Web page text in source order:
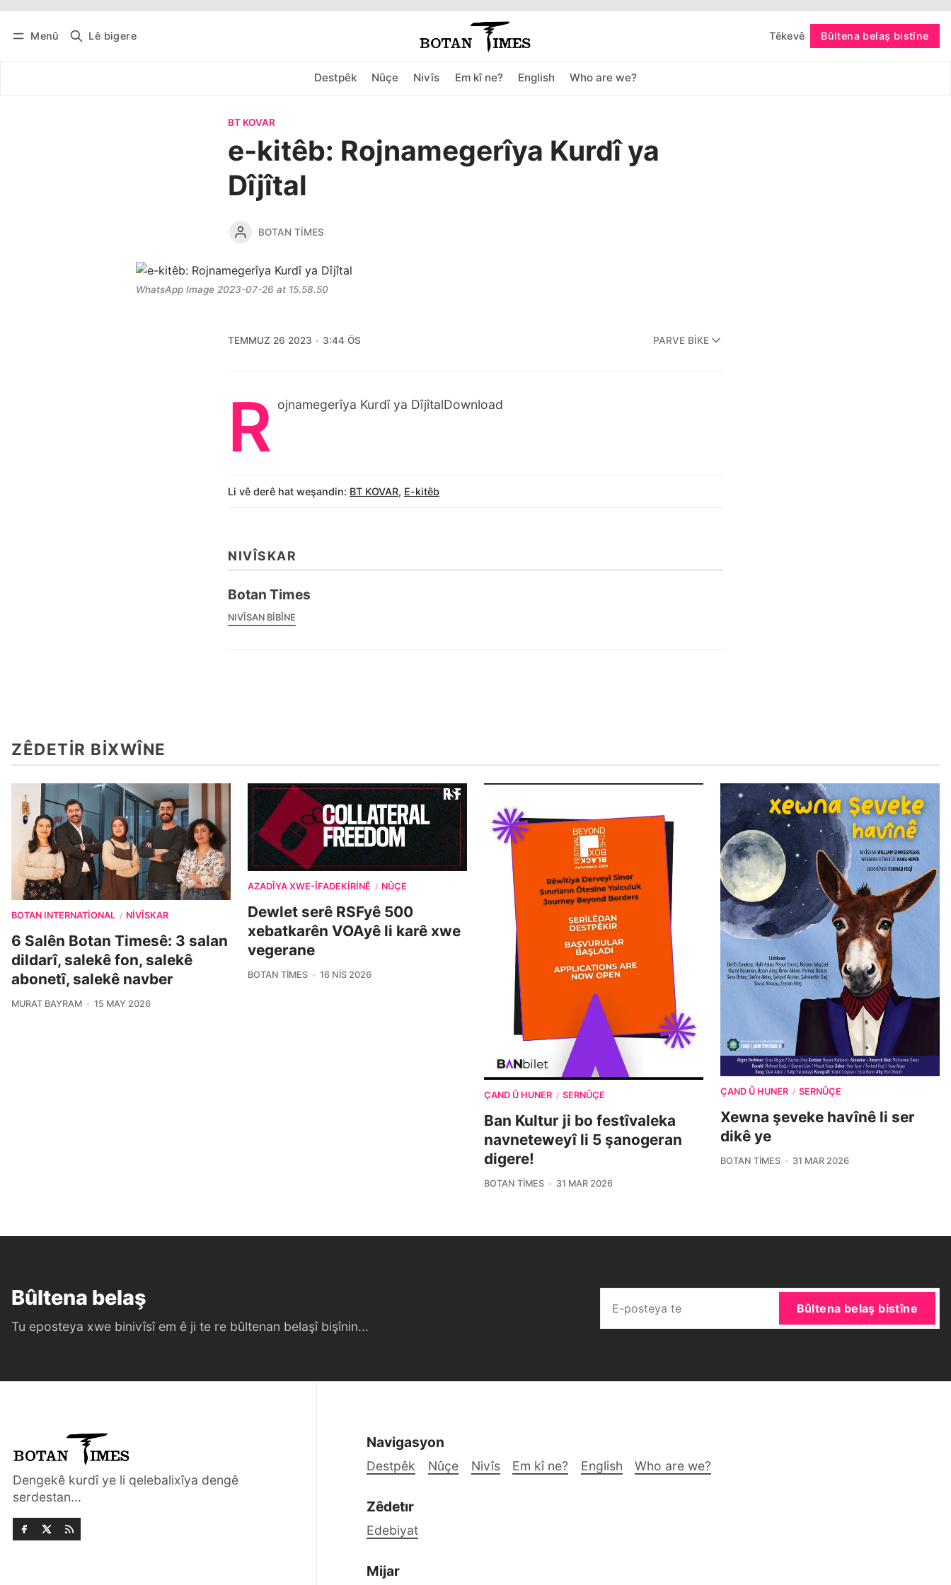
Menû Lê bigere Têkevê Bûltena belaş bistîne
Destpêk Nûçe Nivîs Em kî ne? English Who are we?
Têkevê Bûltena belaş bistîne bişopîne
BT KOVAR
e-kitêb: Rojnamegerîya Kurdî ya
Dîjîtal
BOTAN TIMES
WhatsApp Image 2023-07-26 at 15.58.50
TEMMUZ 26 2023 3:44 ÖS PARVE BIKE
R ojnamegerîya Kurdî ya DîjîtalDownload
Li vê derê hat weşandin: BT KOVAR, E-kitêb
NIVÎSKAR
Botan Times
NIVÎSAN BIBÎNE
ZÊDETIR BIXWÎNE
BOTAN INTERNATIONAL / NIVÎSKAR
6 Salên Botan Timesê: 3 salan
dildarî, salekê fon, salekê
abonetî, salekê navber
MURAT BAYRAM 15 MAY 2026
AZADÎYA XWE-ÎFADEKIRINÊ / NÛÇE
Dewlet serê RSFyê 500
xebatkarên VOAyê li karê xwe
vegerane
BOTAN TIMES 16 NIS 2026
ÇAND Û HUNER / SERNÛÇE
Ban Kultur ji bo festîvaleka
navneteweyî li 5 şanogeran
digere!
BOTAN TIMES 31 MAR 2026
ÇAND Û HUNER / SERNÛÇE
Xewna şeveke havînê li ser
dikê ye
BOTAN TIMES 31 MAR 2026
Bûltena belaş
Tu eposteya xwe binivîsî em ê ji te re bûltenan belaşî bişînin...
Bûltena belaş bistîne
Dengekê kurdî ye li qelebalixîya dengê
serdestan...
Navigasyon
Destpêk Nûçe Nivîs Em kî ne? English Who are we?
Zêdetır
Edebiyat
Mijar